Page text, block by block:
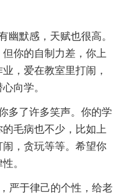
幽默感，天赋也很高。
你的自制力差，你上
，爱在教室里打闹，
向学。
多了许多笑声。你的学
毛病也不少，比如上
，贪玩等等。希望你
。
严于律己的个性，给老